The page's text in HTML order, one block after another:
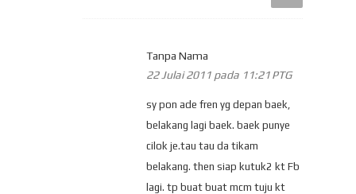
Tanpa Nama
22 Julai 2011 pada 11:21 PTG
sy pon ade fren yg depan baek,
belakang lagi baek. baek punye
cilok je.tau tau da tikam
belakang. then siap kutuk2 kt Fb
lagi. tp buat buat mcm tuju kt